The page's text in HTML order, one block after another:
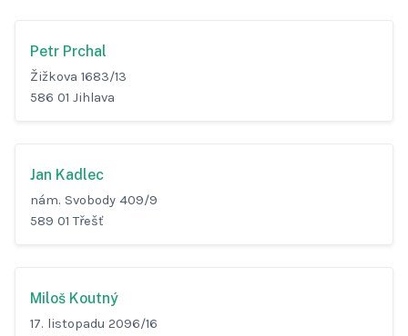
Petr Prchal
Žižkova 1683/13
586 01 Jihlava
Jan Kadlec
nám. Svobody 409/9
589 01 Třešť
Miloš Koutný
17. listopadu 2096/16